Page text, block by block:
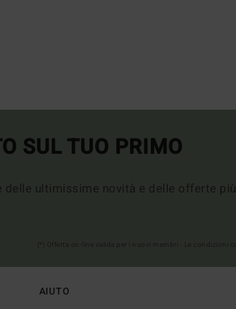
SUL TUO PRIMO
ultimissime novità e delle offerte più
AIUTO